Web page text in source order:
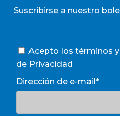
Suscribirse a nuestro
Acepto los términos
de Privacidad
Dirección de e-mail*